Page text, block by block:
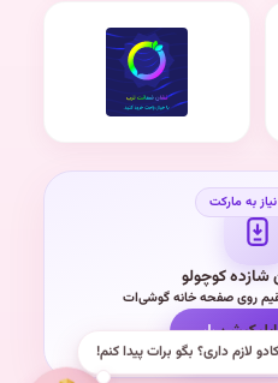
شازده کوچولو
روی صفحه خانه گوشی‌ات
کادو لازم داری؟ بگو برات پیدا کنم!